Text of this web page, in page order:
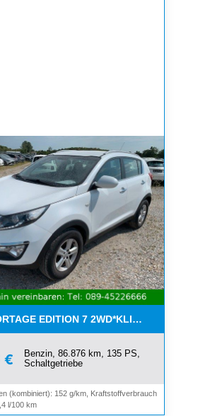
EDITION 7
€
Benzin, 86.876 km, 135 PS,
Schaltgetriebe
(kombiniert): 152 g/km, Kraftstoffverbrauch
l/100 km